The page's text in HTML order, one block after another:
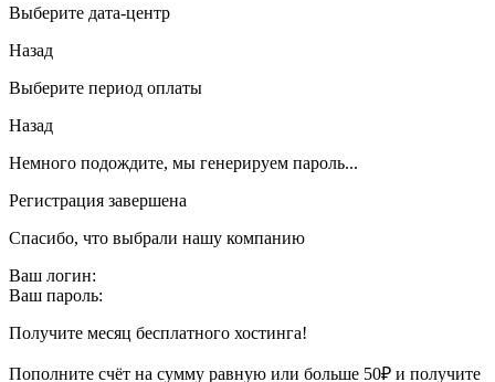
Выберите дата-центр
Назад
Выберите период оплаты
Назад
Немного подождите, мы генерируем пароль...
Регистрация завершена
Спасибо, что выбрали нашу компанию
Ваш логин:
Ваш пароль:
Получите месяц бесплатного хостинга!
Пополните счёт на сумму равную или больше 50₽ и получите